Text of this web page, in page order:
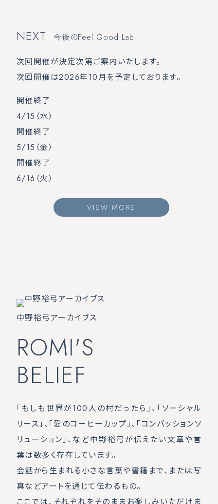
NEXT 今後のFeel Good Lab
次回開催が決定次第ご案内いたします。
次回開催は2026年10月を予定しております。
開催終了
4/15 （水）
開催終了
5/15 （金）
開催終了
6/16 （火）
VIEW MORE
中野裕弓アーカイブス
ROMI'S
BELIEF
「もしも世界が100人の村だったら」、「ソーシャル
リース」、「愛のコーヒーカップ」、「コンパッションソ
リューション」、など中野裕弓が伝えたい文章や言
葉は数多く存在しています。
会話から生まれる小さな言葉や書籍まで、または写
真などアートを通じて伝わるもの。